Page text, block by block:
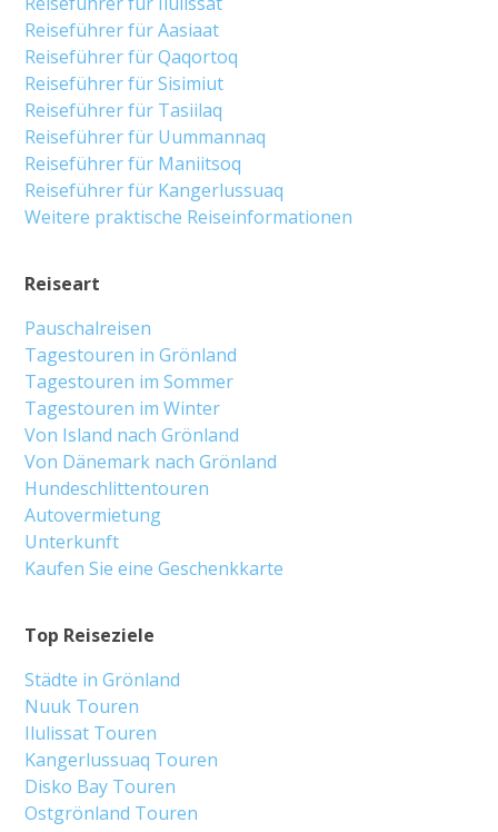
Top Reiseziele
Städte in Grönland
Nuuk Touren
Ilulissat Touren
Kangerlussuaq Touren
Disko Bay Touren
Ostgrönland Touren
Reiseart
Pauschalreisen
Tagestouren in Grönland
Tagestouren im Sommer
Tagestouren im Winter
Von Island nach Grönland
Von Dänemark nach Grönland
Hundeschlittentouren
Autovermietung
Unterkunft
Kaufen Sie eine Geschenkkarte
Reiseführer für Aasiaat
Reiseführer für Qaqortoq
Reiseführer für Sisimiut
Reiseführer für Tasiilaq
Reiseführer für Uummannaq
Reiseführer für Maniitsoq
Reiseführer für Kangerlussuaq
Weitere praktische Reiseinformationen